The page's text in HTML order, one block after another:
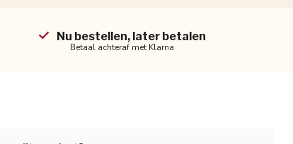
Nu bestellen, later betalen
Betaal achteraf met Klarna